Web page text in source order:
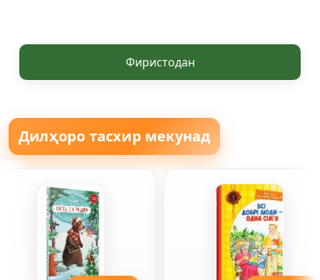
Фиристодан
Дилҳоро тасхир мекунад